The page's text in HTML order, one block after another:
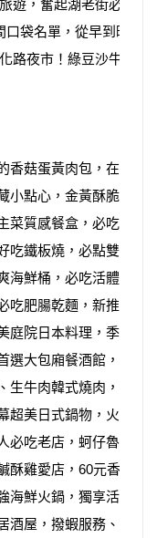
遊，奮起湖老街必吃
口袋名單，從早到晚
化路夜市！綠豆沙牛奶
香菇蛋黃肉包，在地人
小點心，金黃酥脆的起
菜質感餐盒，必吃超強
吃鐵板燒，必點雙人套
海鮮桶，必吃活體波士
吃肥腸乾麵，新推出豬
庭院日本料理，季節性
選大包廂餐酒館，超浮
生牛肉韓式燒肉，生日
超美日式鍋物，火焰龍
必吃老店，蚵仔魯肉飯
酥雞愛店，60元香雞排
海鮮火鍋，獨享活體松
酒屋，撥蝦服務、超酷